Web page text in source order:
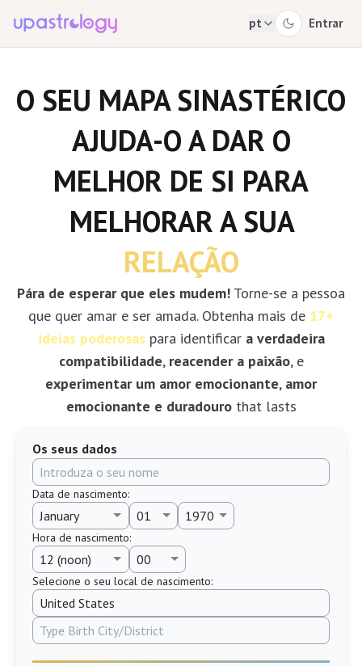
pt Entrar
O SEU MAPA SINASTÉRICO
AJUDA-O A DAR O
MELHOR DE SI PARA
MELHORAR A SUA
RELAÇÃO
Pára de esperar que eles mudem! Torne-se a pessoa
que quer amar e ser amada. Obtenha mais de 17+
ideias poderosas para identificar a verdadeira
compatibilidade, reacender a paixão, e
experimentar um amor emocionante, amor
emocionante e duradouro that lasts
Os seus dados
Data de nascimento:
Hora de nascimento:
Selecione o seu local de nascimento: